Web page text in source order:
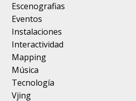
Escenografias
Eventos
Instalaciones
Interactividad
Mapping
Música
Tecnología
Vjing